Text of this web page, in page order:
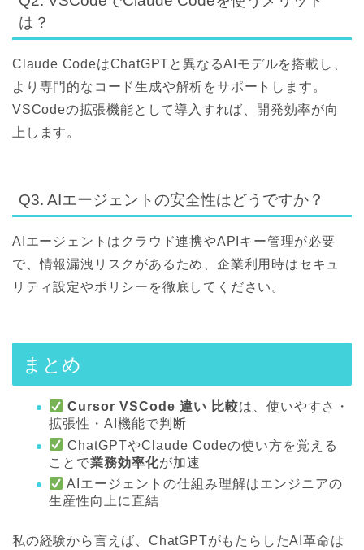
は？
Claude CodeはChatGPTと異なるAIモデルを搭載し、
より専門的なコード生成や解析をサポートします。
VSCodeの拡張機能として導入すれば、開発効率が向
上します。
Q3. AIエージェントの安全性はどうですか？
AIエージェントはクラウド連携やAPIキー管理が必要
で、情報漏洩リスクがあるため、企業利用時はセキュ
リティ設定やポリシーを徹底してください。
まとめ
Cursor VSCode 違い 比較は、使いやすさ・
拡張性・AI機能で判断
ChatGPTやClaude Codeの使い方を覚える
ことで業務効率化が加速
AIエージェントの仕組み理解はエンジニアの
生産性向上に直結
私の経験から言えば、ChatGPTがもたらしたAI革命は